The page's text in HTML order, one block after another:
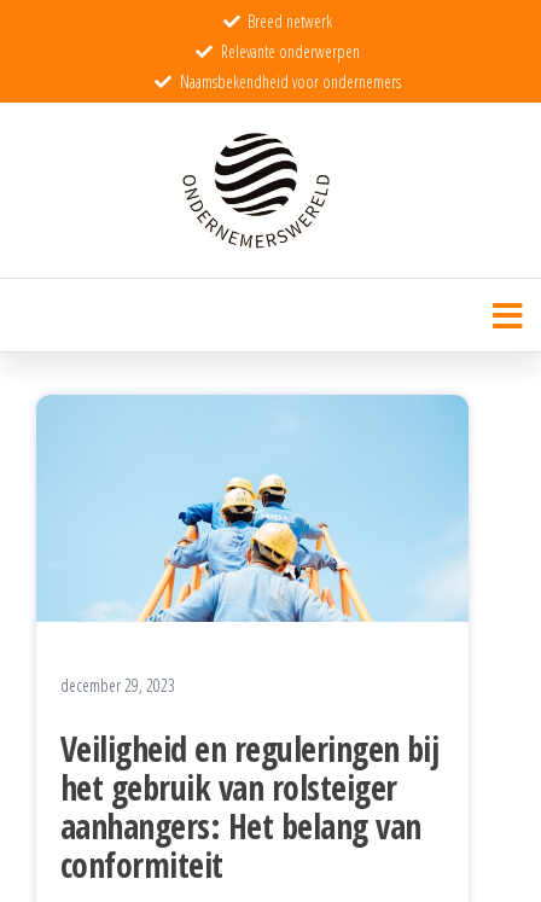
Breed netwerk
Relevante onderwerpen
Naamsbekendheid voor ondernemers
OndernemerswereldDe wereld voor echte ondernemers
december 29, 2023
Veiligheid en reguleringen bij
het gebruik van rolsteiger
aanhangers: Het belang van
conformiteit